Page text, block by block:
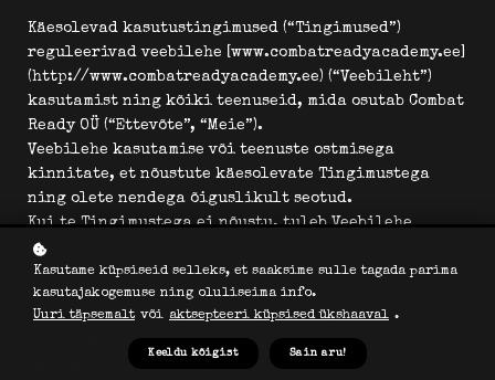
Käesolevad kasutustingimused (“Tingimused”)
reguleerivad veebilehe [www.combatreadyacademy.ee]
(http://www.combatreadyacademy.ee) (“Veebileht”)
kasutamist ning kõiki teenuseid, mida osutab Combat
Ready OÜ (“Ettevõte”, “Meie”).
Veebilehe kasutamise või teenuste ostmisega
kinnitate, et nõustute käesolevate Tingimustega
ning olete nendega õiguslikult seotud.
Kui te Tingimustega ei nõustu, tuleb Veebilehe
kasutamine viivitamatult lõpetada.
2. Ettevõtte andmed
Combat Ready OÜ
Registrikood: 16348509
Kasutame küpsiseid selleks, et saaksime sulle tagada parima
kasutajakogemuse ning oluliseima info.
Uuri täpsemalt või aktsepteeri küpsised ükshaaval .
Keeldu kõigist Sain aru!